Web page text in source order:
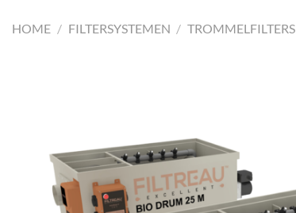
HOME / FILTERSYSTEMEN / TROMMELFILTERS